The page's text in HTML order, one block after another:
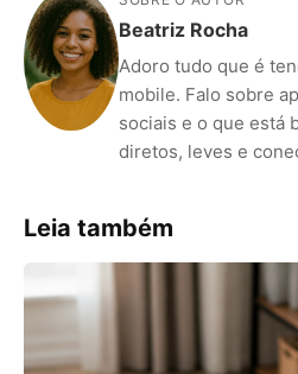
Beatriz Rocha
Adoro tudo que é
mobile. Falo sobre
sociais e o que está
diretos, leves e
Leia também